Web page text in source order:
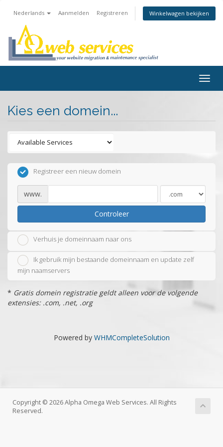
Nederlands Aanmelden Registreren Winkelwagen bekijken
Kies een domein...
Registreer een nieuw domein
www.
Controleer
Verhuis je domeinnaam naar ons
Ik gebruik mijn bestaande domeinnaam en update zelf
mijn naamservers
* Gratis domein registratie geldt alleen voor de volgende
extensies: .com, .net, .org
Powered by WHMCompleteSolution
Copyright © 2026 Alpha Omega Web Services. All Rights
Reserved.